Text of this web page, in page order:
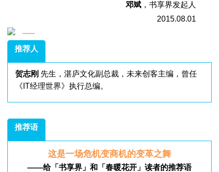
邓斌 ，书享界发起人
2015.08.01
推荐人
贺志刚 先生，湛庐文化副总裁，未来创客主编，曾任
《IT经理世界》执行总编。
推荐语
这是一场危机变商机的变革之舞
——给「书享界」和 「 春暖花开 」 读者的推荐语